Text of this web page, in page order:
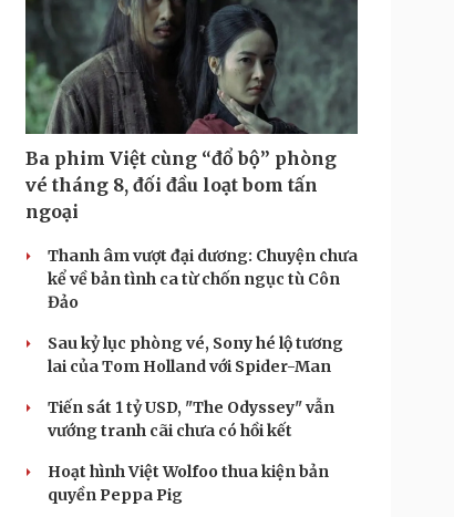
Ba phim Việt cùng “đổ bộ” phòng
vé tháng 8, đối đầu loạt bom tấn
ngoại
Thanh âm vượt đại dương: Chuyện chưa
kể về bản tình ca từ chốn ngục tù Côn
Đảo
Sau kỷ lục phòng vé, Sony hé lộ tương
lai của Tom Holland với Spider-Man
Tiến sát 1 tỷ USD, "The Odyssey" vẫn
vướng tranh cãi chưa có hồi kết
Hoạt hình Việt Wolfoo thua kiện bản
quyền Peppa Pig